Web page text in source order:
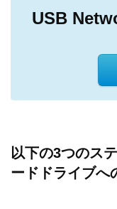
USB
以下の3つのス
ードドライブへ